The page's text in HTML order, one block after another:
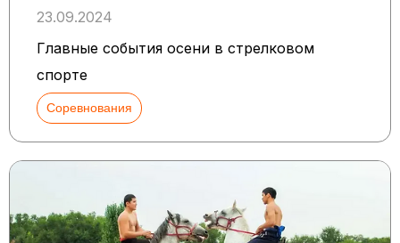
23.09.2024
Главные события осени в стрелковом
спорте
Соревнования